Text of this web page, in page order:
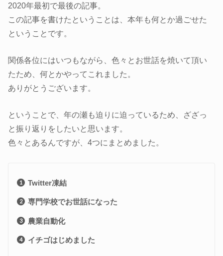
2020年最初で最後の記事。
この記事を書けたということは、本年も何とか過ごせた
ということです。
関係各位にはいつもながら、色々とお世話を焼いて頂い
たため、何とかやってこれました。
ありがとうございます。
ということで、年の瀬も迫りに迫っているため、ざざっ
と振り返りをしたいと思います。
色々とあるんですが、4つにまとめました。
Twitter凍結
専門学校でお世話になった
農業自動化
イチゴはじめました